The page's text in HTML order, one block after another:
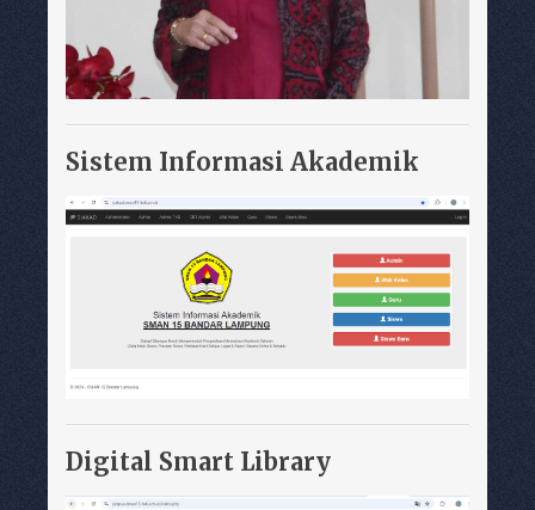
Sistem Informasi Akademik
Digital Smart Library